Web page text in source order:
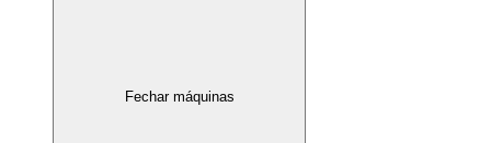
Fechar máquinas